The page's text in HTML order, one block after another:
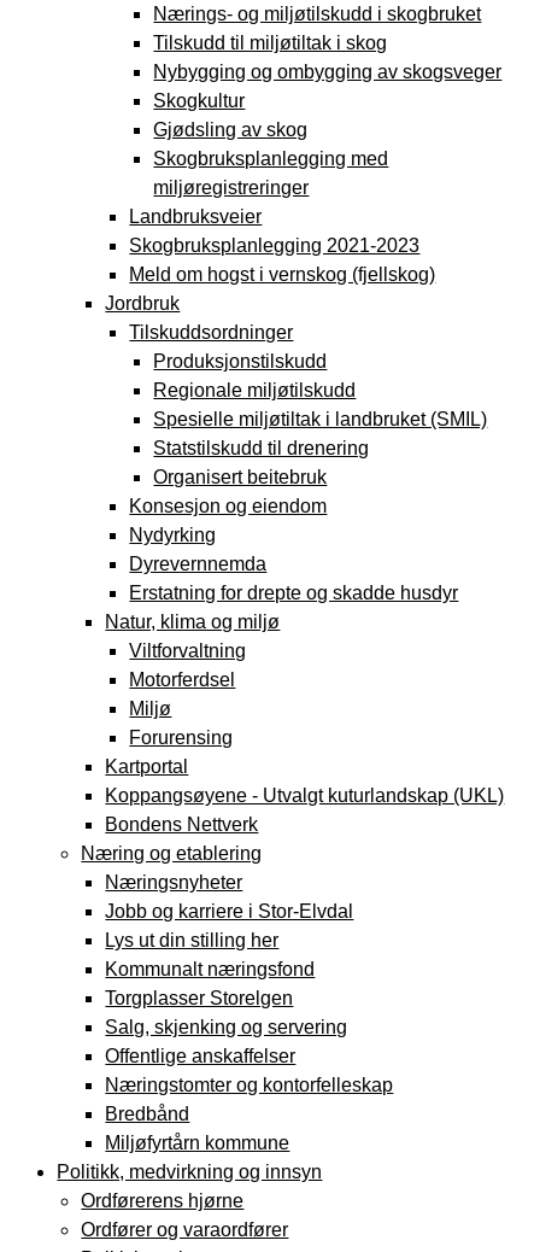
Nærings- og miljøtilskudd i skogbruket
Tilskudd til miljøtiltak i skog
Nybygging og ombygging av skogsveger
Skogkultur
Gjødsling av skog
Skogbruksplanlegging med
miljøregistreringer
Landbruksveier
Skogbruksplanlegging 2021-2023
Meld om hogst i vernskog (fjellskog)
Jordbruk
Tilskuddsordninger
Produksjonstilskudd
Regionale miljøtilskudd
Spesielle miljøtiltak i landbruket (SMIL)
Statstilskudd til drenering
Organisert beitebruk
Konsesjon og eiendom
Nydyrking
Dyrevernnemda
Erstatning for drepte og skadde husdyr
Natur, klima og miljø
Viltforvaltning
Motorferdsel
Miljø
Forurensing
Kartportal
Koppangsøyene - Utvalgt kuturlandskap (UKL)
Bondens Nettverk
Næring og etablering
Næringsnyheter
Jobb og karriere i Stor-Elvdal
Lys ut din stilling her
Kommunalt næringsfond
Torgplasser Storelgen
Salg, skjenking og servering
Offentlige anskaffelser
Næringstomter og kontorfelleskap
Bredbånd
Miljøfyrtårn kommune
Politikk, medvirkning og innsyn
Ordførerens hjørne
Ordfører og varaordfører